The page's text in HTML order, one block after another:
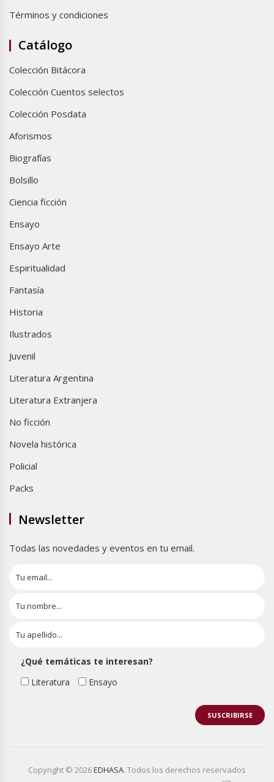
Términos y condiciones
Catálogo
Colección Bitácora
Colección Cuentos selectos
Colección Posdata
Aforismos
Biografías
Bolsillo
Ciencia ficción
Ensayo
Ensayo Arte
Espiritualidad
Fantasía
Historia
Ilustrados
Juvenil
Literatura Argentina
Literatura Extranjera
No ficción
Novela histórica
Policial
Packs
Newsletter
Todas las novedades y eventos en tu email.
¿Qué temáticas te interesan?
Literatura
Ensayo
Copyright © 2026EDHASA. Todos los derechos reservados